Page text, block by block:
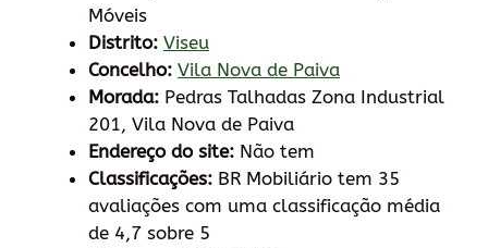
Móveis
Distrito: Viseu
Concelho: Vila Nova de Paiva
Morada: Pedras Talhadas Zona Industrial
201, Vila Nova de Paiva
Endereço do site: Não tem
Classificações: BR Mobiliário tem 35
avaliações com uma classificação média
de 4,7 sobre 5